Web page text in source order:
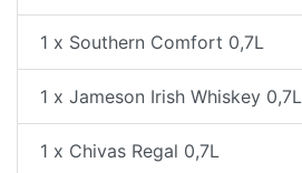
1 x Southern Comfort 0,7L
1 x Jameson Irish Whiskey 0,7L
1 x Chivas Regal 0,7L